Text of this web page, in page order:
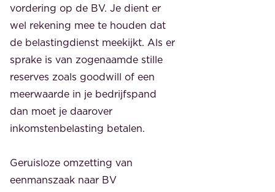
vordering op de BV. Je dient er
wel rekening mee te houden dat
de belastingdienst meekijkt. Als er
sprake is van zogenaamde stille
reserves zoals goodwill of een
meerwaarde in je bedrijfspand
dan moet je daarover
inkomstenbelasting betalen.
Geruisloze omzetting van
eenmanszaak naar BV